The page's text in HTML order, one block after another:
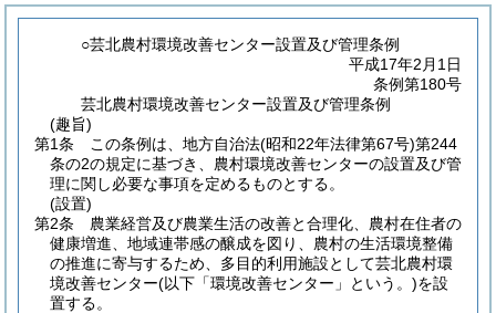
○芸北農村環境改善センター設置及び管理条例
平成17年2月1日
条例第180号
芸北農村環境改善センター設置及び管理条例
(趣旨)
第1条
この条例は、地方自治法(昭和22年法律第67号)第244
条の2の規定に基づき、農村環境改善センターの設置及び管
理に関し必要な事項を定めるものとする。
(設置)
第2条
農業経営及び農業生活の改善と合理化、農村在住者の
健康増進、地域連帯感の醸成を図り、農村の生活環境整備
の推進に寄与するため、多目的利用施設として芸北農村環
境改善センター(以下「環境改善センター」という。)を設
置する。